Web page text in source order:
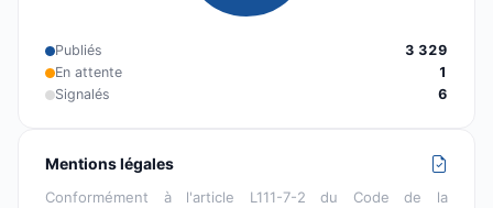
Publiés
3 329
En attente
1
Signalés
6
Mentions légales
Conformément à l'article L111-7-2 du Code de la